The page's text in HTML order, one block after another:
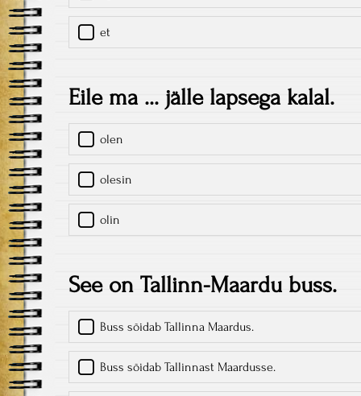
et
Eile ma ... jälle lapsega kalal.
olen
olesin
olin
See on Tallinn-Maardu buss.
Buss sõidab Tallinna Maardus.
Buss sõidab Tallinnast Maardusse.